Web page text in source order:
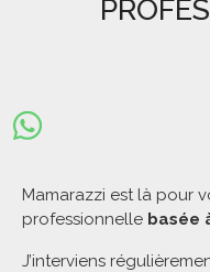
Mamarazzi est là pour
professionnelle basée
J’interviens